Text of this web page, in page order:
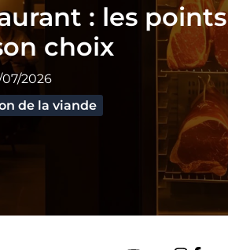
: les
choix
07/2026
de la viande